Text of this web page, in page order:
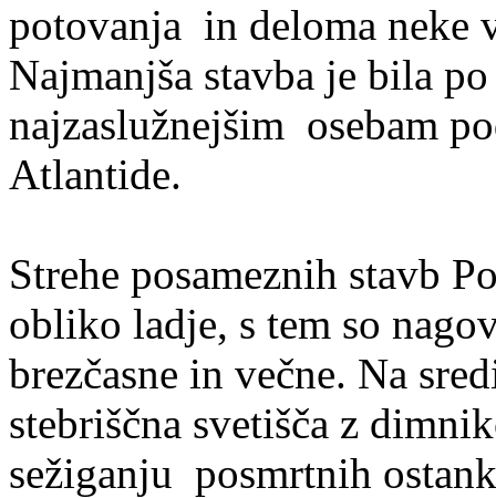
potovanja in deloma neke
Najmanjša stavba je bila
najzaslužnejšim osebam
Atlantide.
Strehe posameznih stavb
obliko ladje, s tem so
brezčasne in večne. Na
stebriščna svetišča z
sežiganju posmrtnih